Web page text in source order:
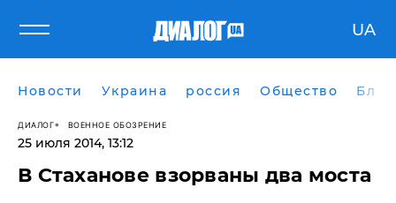
UA
Новости Украина россия Общество
ДИАЛОГ ВОЕННОЕ ОБОЗРЕНИЕ
25 июля 2014, 13:12
​В Стаханове взорваны два моста